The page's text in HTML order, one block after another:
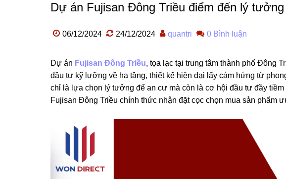
Dự án Fujisan Đông Triều điểm đến lý
06/12/2024 24/12/2024 quantri 0 Bình luận
Dự án Fujisan Đông Triều, tọa lạc tại trung tâm thành phố Đông
đầu tư kỹ lưỡng về hạ tầng, thiết kế hiện đại lấy cảm hứng từ
chỉ là lựa chọn lý tưởng để an cư mà còn là cơ hội đầu tư đầy
Fujisan Đông Triều chính thức nhận đặt cọc chọn mua sản phẩm